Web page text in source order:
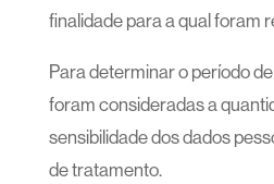
finalidade para a qual foram
Para determinar o período
foram consideradas a
sensibilidade dos dados
de tratamento.